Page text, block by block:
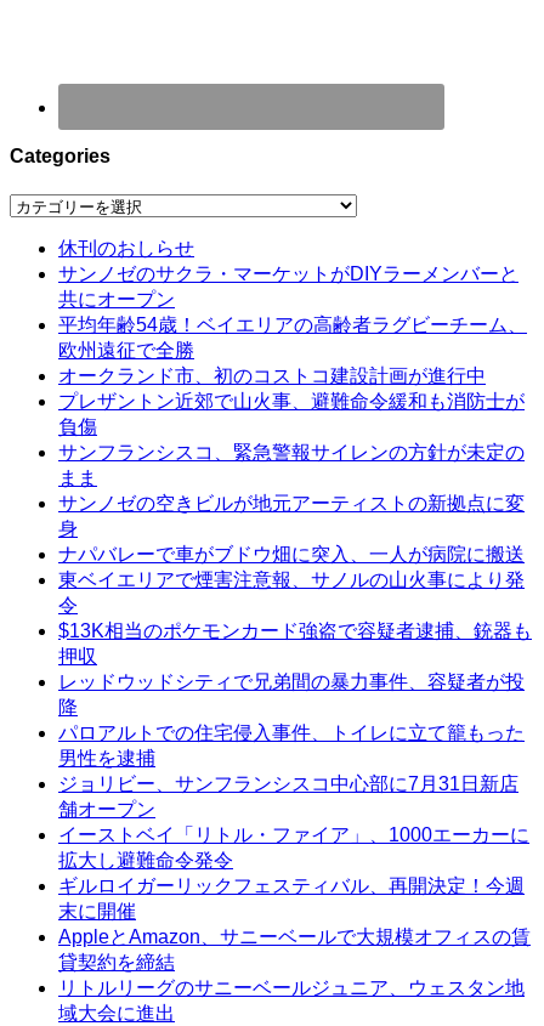
Categories
Categories
休刊のおしらせ
サンノゼのサクラ・マーケットがDIYラーメンバーと
共にオープン
平均年齢54歳！ベイエリアの高齢者ラグビーチーム、
欧州遠征で全勝
オークランド市、初のコストコ建設計画が進行中
プレザントン近郊で山火事、避難命令緩和も消防士が
負傷
サンフランシスコ、緊急警報サイレンの方針が未定の
まま
サンノゼの空きビルが地元アーティストの新拠点に変
身
ナパバレーで車がブドウ畑に突入、一人が病院に搬送
東ベイエリアで煙害注意報、サノルの山火事により発
令
$13K相当のポケモンカード強盗で容疑者逮捕、銃器も
押収
レッドウッドシティで兄弟間の暴力事件、容疑者が投
降
パロアルトでの住宅侵入事件、トイレに立て籠もった
男性を逮捕
ジョリビー、サンフランシスコ中心部に7月31日新店
舗オープン
イーストベイ「リトル・ファイア」、1000エーカーに
拡大し避難命令発令
ギルロイガーリックフェスティバル、再開決定！今週
末に開催
AppleとAmazon、サニーベールで大規模オフィスの賃
貸契約を締結
リトルリーグのサニーベールジュニア、ウェスタン地
域大会に進出